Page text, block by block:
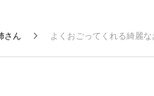
さん よくおごってくれる綺